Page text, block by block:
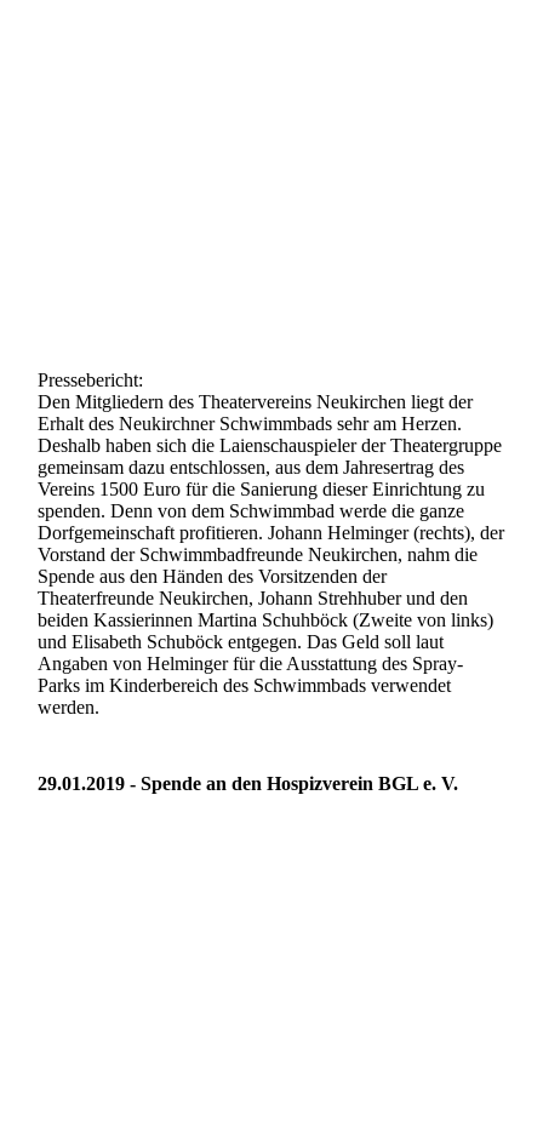
Pressebericht:
Den Mitgliedern des Theatervereins Neukirchen liegt der
Erhalt des Neukirchner Schwimmbads sehr am Herzen.
Deshalb haben sich die Laienschauspieler der Theatergruppe
gemeinsam dazu entschlossen, aus dem Jahresertrag des
Vereins 1500 Euro für die Sanierung dieser Einrichtung zu
spenden. Denn von dem Schwimmbad werde die ganze
Dorfgemeinschaft profitieren. Johann Helminger (rechts), der
Vorstand der Schwimmbadfreunde Neukirchen, nahm die
Spende aus den Händen des Vorsitzenden der
Theaterfreunde Neukirchen, Johann Strehhuber und den
beiden Kassierinnen Martina Schuhböck (Zweite von links)
und Elisabeth Schuböck entgegen. Das Geld soll laut
Angaben von Helminger für die Ausstattung des Spray-
Parks im Kinderbereich des Schwimmbads verwendet
werden.
29.01.2019 - Spende an den Hospizverein BGL e. V.